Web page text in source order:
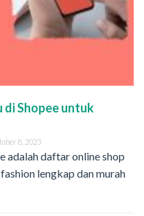
di Shopee untuk
8, 2023
adalah daftar online shop
lengkap dan murah